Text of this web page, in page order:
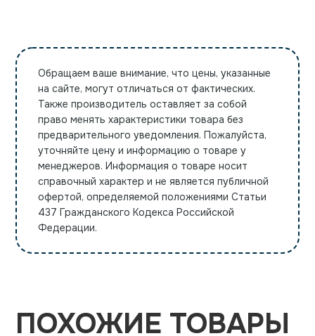
Обращаем ваше внимание, что цены, указанные
на сайте, могут отличаться от фактических.
Также производитель оставляет за собой
право менять характеристики товара без
предварительного уведомления. Пожалуйста,
уточняйте цену и информацию о товаре у
менеджеров. Информация о товаре носит
справочный характер и не является публичной
офертой, определяемой положениями Статьи
437 Гражданского Кодекса Российской
Федерации.
ПОХОЖИЕ ТОВАРЫ